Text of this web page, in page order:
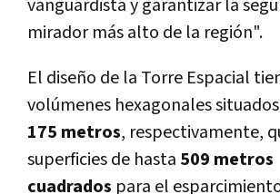
vanguardista y garantizar la
mirador más alto de la región".
El diseño de la Torre Espacial
volúmenes hexagonales
175 metros, respectivamente,
superficies de hasta 509 metros
cuadrados para el